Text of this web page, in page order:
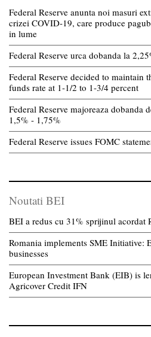
Federal Reserve anunta noi masuri
crizei COVID-19, care produce
in lume
Federal Reserve urca dobanda la
Federal Reserve decided to maintain
funds rate at 1-1/2 to 1-3/4 percent
Federal Reserve majoreaza dobanda
1,5% - 1,75%
Federal Reserve issues FOMC
Noutati BEI
BEI a redus cu 31% sprijinul acordat
Romania implements SME Initiative:
businesses
European Investment Bank (EIB) is
Agricover Credit IFN